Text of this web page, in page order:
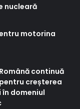
nucleară
motorina
continuă
creșterea
domeniul